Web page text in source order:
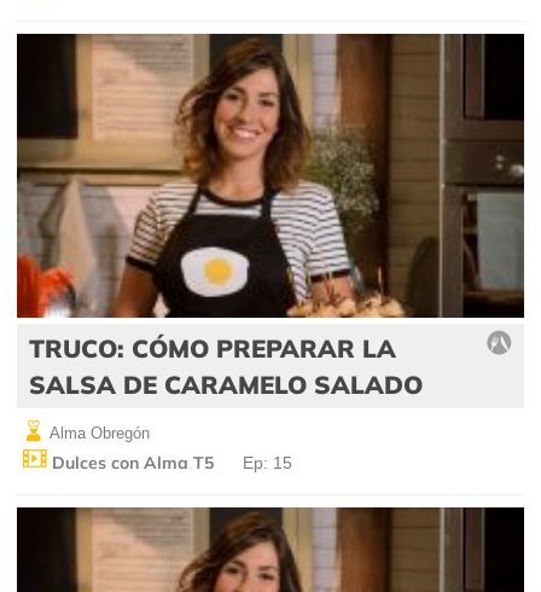
TRUCO: CÓMO PREPARAR LA
SALSA DE CARAMELO SALADO
Alma Obregón
Dulces con Alma T5 Ep: 15